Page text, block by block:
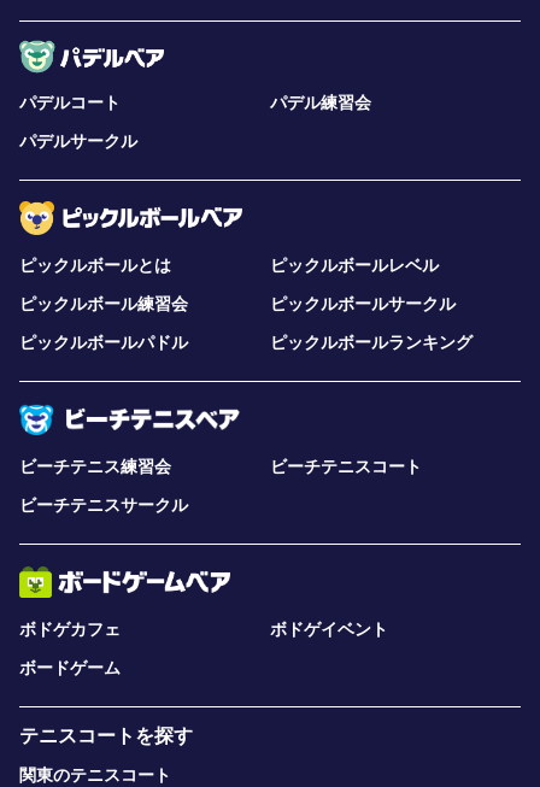
パデルコート
パデル練習会
パデルサークル
ピックルボールとは
ピックルボールレベル
ピックルボール練習会
ピックルボールサークル
ピックルボールパドル
ピックルボールランキング
ビーチテニス練習会
ビーチテニスコート
ビーチテニスサークル
ボドゲカフェ
ボドゲイベント
ボードゲーム
テニスコートを探す
関東のテニスコート